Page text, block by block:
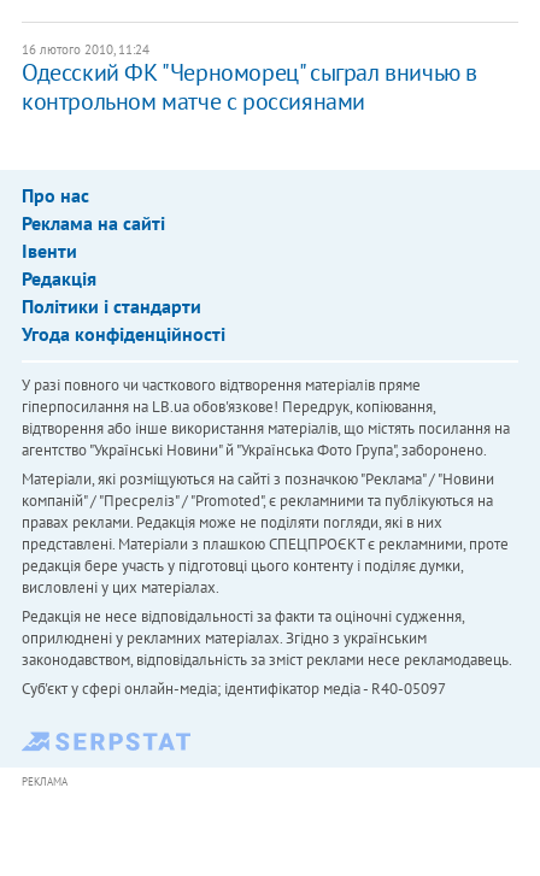
16 лютого 2010, 11:24
Одесский ФК "Черноморец" сыграл вничью в
контрольном матче с россиянами
Про нас
Реклама на сайті
Івенти
Редакція
Політики і стандарти
Угода конфіденційності
У разі повного чи часткового відтворення матеріалів пряме
гіперпосилання на LB.ua обов'язкове! Передрук, копіювання,
відтворення або інше використання матеріалів, що містять посилання на
агентство "Українськi Новини" й "Українська Фото Група", заборонено.
Матеріали, які розміщуються на сайті з позначкою "Реклама" / "Новини
компаній" / "Пресреліз" / "Promoted", є рекламними та публікуються на
правах реклами. Редакція може не поділяти погляди, які в них
представлені. Матеріали з плашкою СПЕЦПРОЄКТ є рекламними, проте
редакція бере участь у підготовці цього контенту і поділяє думки,
висловлені у цих матеріалах.
Редакція не несе відповідальності за факти та оціночні судження,
оприлюднені у рекламних матеріалах. Згідно з українським
законодавством, відповідальність за зміст реклами несе рекламодавець.
Cуб'єкт у сфері онлайн-медіа; ідентифікатор медіа - R40-05097
РЕКЛАМА